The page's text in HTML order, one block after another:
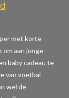
met korte
om aan jonge
baby cadeau te
van voetbal
wel de